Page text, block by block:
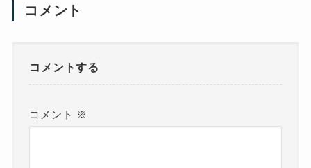
コメント
コメントする
コメント ※